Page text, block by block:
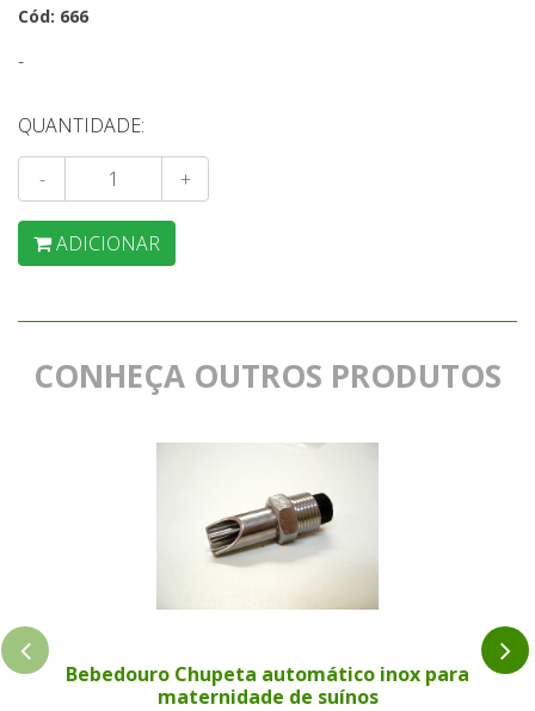
Cód: 666
-
QUANTIDADE:
- +
ADICIONAR
CONHEÇA OUTROS PRODUTOS
Bebedouro Chupeta automático inox para
maternidade de suínos